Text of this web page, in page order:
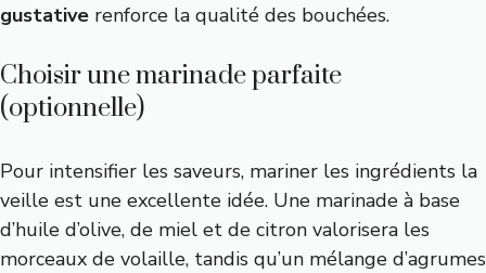
gustative renforce la qualité des bouchées.
Choisir une marinade parfaite
(optionnelle)
Pour intensifier les saveurs, mariner les ingrédients la
veille est une excellente idée. Une marinade à base
d’huile d’olive, de miel et de citron valorisera les
morceaux de volaille, tandis qu’un mélange d’agrumes